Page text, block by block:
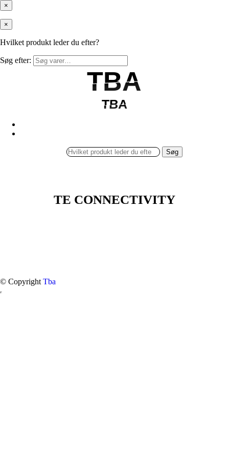
×
×
Hvilket produkt leder du efter?
Søg efter:
TBA
TBA
TBA
TBA
Søg
TE CONNECTIVITY
© Copyright Tba